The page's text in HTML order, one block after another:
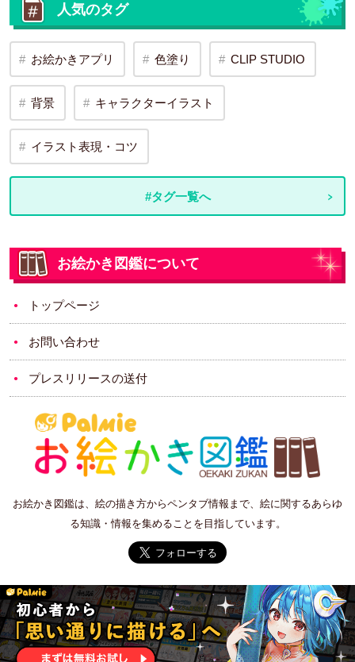
人気のタグ
お絵かきアプリ 色塗り CLIP STUDIO
背景 キャラクターイラスト
イラスト表現・コツ
#タグ一覧へ
お絵かき図鑑について
トップページ
お問い合わせ
プレスリリースの送付
お絵かき図鑑は、絵の描き方からペンタブ情報まで、絵に関するあらゆ
る知識・情報を集めることを目指しています。